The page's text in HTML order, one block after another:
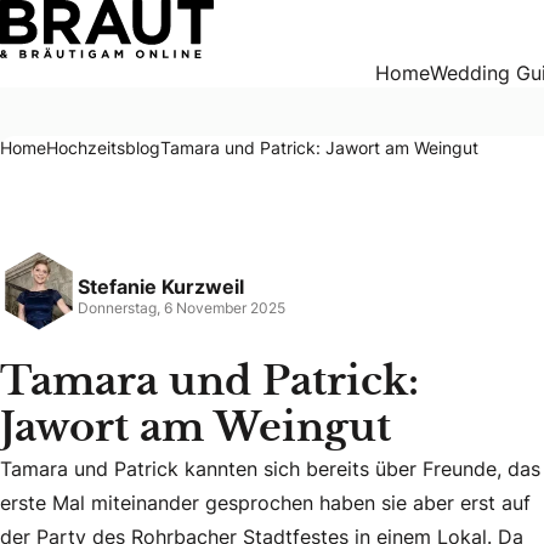
HomeWedding
HomeHochzeitsblogTamara und Patrick: Jawort am Weingut
Stefanie Kurzweil
Donnerstag, 6 November 2025
Tamara und Patrick:
Jawort am Weingut
Tamara und Patrick kannten sich bereits über Freunde,
Tamara und Patrick kannten sich bereits über Freunde, das
erste Mal miteinander gesprochen haben sie aber erst auf
der Party des Rohrbacher Stadtfestes in einem Lokal. Da